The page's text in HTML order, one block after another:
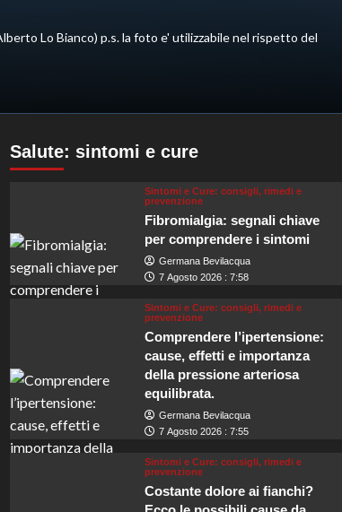
Lo Bianco) p.s. la foto e' utilizzabile nel rispetto del
Salute: sintomi e cure
Sintomi e Cure: consigli, rimedi e
prevenzione
Fibromialgia: segnali chiave
per comprendere i sintomi
Germana Bevilacqua
7 Agosto 2026 : 7:58
Sintomi e Cure: consigli, rimedi e
prevenzione
Comprendere l’ipertensione:
cause, effetti e importanza
della pressione arteriosa
equilibrata.
Germana Bevilacqua
7 Agosto 2026 : 7:55
Sintomi e Cure: consigli, rimedi e
prevenzione
Costante dolore ai fianchi?